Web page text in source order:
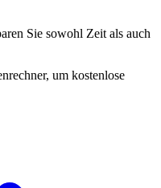
Sie sowohl Zeit als auch
um kostenlose